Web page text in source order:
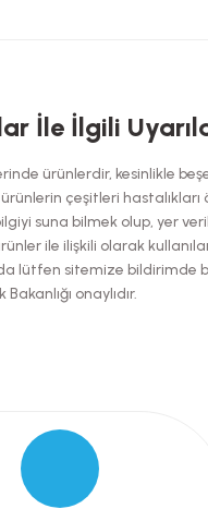
İle İlgili
ürünlerdir, kesinlikle
çeşitleri
suna bilmek olup, yer
ile ilişkili olarak
lütfen sitemize bildirimde
onaylıdır.